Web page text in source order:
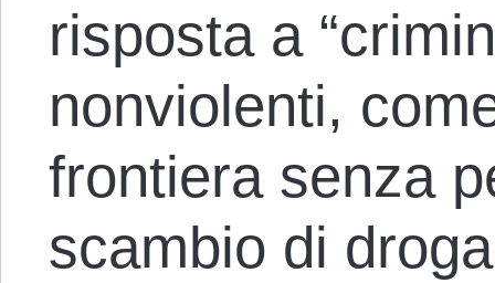
risposta a
nonviolenti,
frontiera senza
scambio di